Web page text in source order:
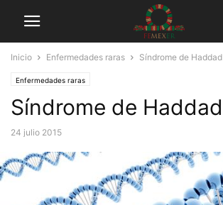
Inicio Enfermedades raras Síndrome de Haddad
Enfermedades raras
Síndrome de Haddad
24 julio 2015